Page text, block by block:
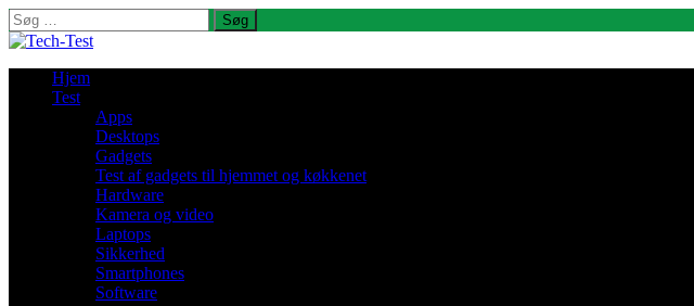
Søg
efter:
Hjem
Test
Apps
Desktops
Gadgets
Test af gadgets til hjemmet og køkkenet
Hardware
Kamera og video
Laptops
Sikkerhed
Smartphones
Software